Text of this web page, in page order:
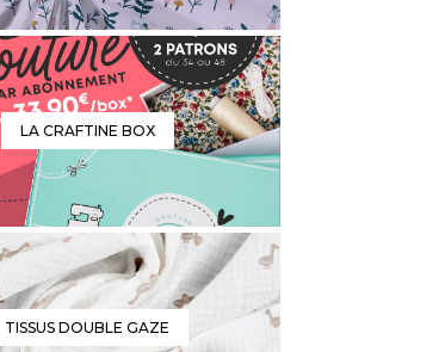
LA CRAFTINE BOX
TISSUS DOUBLE GAZE